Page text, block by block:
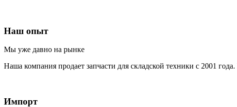
Наш опыт
Мы уже давно на рынке
Наша компания продает запчасти для складской техники с 2001
Импорт